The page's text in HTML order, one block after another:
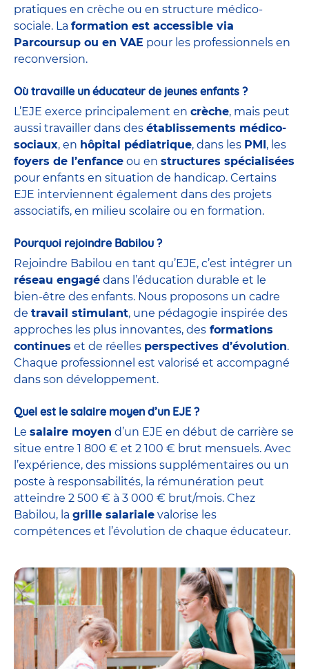
pratiques en crèche ou en structure médico-
sociale. La formation est accessible via
Parcoursup ou en VAE pour les professionnels en
reconversion.
Où travaille un éducateur de jeunes enfants ?
L’EJE exerce principalement en crèche, mais peut
aussi travailler dans des établissements médico-
sociaux, en hôpital pédiatrique, dans les PMI, les
foyers de l’enfance ou en structures spécialisées
pour enfants en situation de handicap. Certains
EJE interviennent également dans des projets
associatifs, en milieu scolaire ou en formation.
Pourquoi rejoindre Babilou ?
Rejoindre Babilou en tant qu’EJE, c’est intégrer un
réseau engagé dans l’éducation durable et le
bien-être des enfants. Nous proposons un cadre
de travail stimulant, une pédagogie inspirée des
approches les plus innovantes, des formations
continues et de réelles perspectives d’évolution.
Chaque professionnel est valorisé et accompagné
dans son développement.
Quel est le salaire moyen d’un EJE ?
Le salaire moyen d’un EJE en début de carrière se
situe entre 1 800 € et 2 100 € brut mensuels. Avec
l’expérience, des missions supplémentaires ou un
poste à responsabilités, la rémunération peut
atteindre 2 500 € à 3 000 € brut/mois. Chez
Babilou, la grille salariale valorise les
compétences et l’évolution de chaque éducateur.